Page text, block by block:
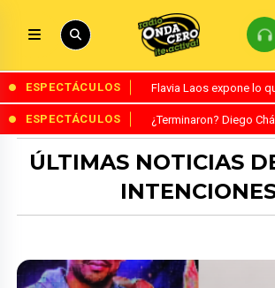
ESPECTÁCULOS Flavia Laos expone lo
ESPECTÁCULOS ¿Terminaron? Diego
ÚLTIMAS NOTICIAS